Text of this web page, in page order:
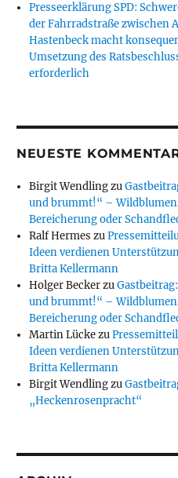
Presseerklärung SPD:
der Fahrradstraße zwischen
Hastenbeck macht
Umsetzung des
erforderlich
NEUESTE
Birgit Wendlingzu
und brummt!“ –
Bereicherung oder
Ralf Hermes zu
Ideen verdienen
Britta Kellermann
Holger Beckerzu
und brummt!“ –
Bereicherung oder
Martin Lückezu
Ideen verdienen
Britta Kellermann
Birgit Wendlingzu
„Heckenrosenpracht“